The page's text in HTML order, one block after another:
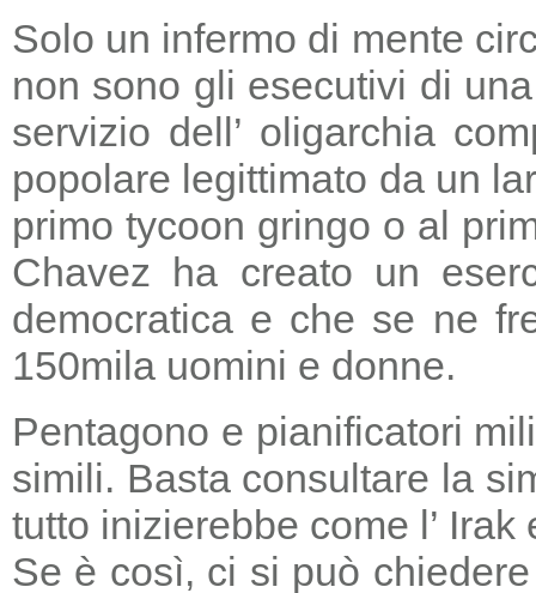
Solo un infermo di mente
non sono gli esecutivi di
servizio dell’ oligarchia
popolare legittimato da un
primo tycoon gringo o al
Chavez ha creato un
democratica e che se ne
150mila uomini e donne.
Pentagono e pianificatori
simili. Basta consultare la
tutto inizierebbe come l’
Se è così, ci si può